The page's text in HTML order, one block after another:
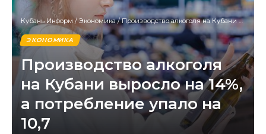
Кубань Информ /Экономика/Производство алкоголя на Кубани выросло на 14%, а потребление упало на 10,7
ЭКОНОМИКА
Производство алкоголя
на Кубани выросло на 14%,
а потребление упало на
10,7